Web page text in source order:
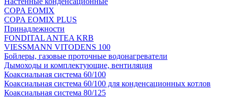
COPA EOMIX
COPA EOMIX PLUS
Принадлежности
FONDITAL ANTEA KRB
VIESSMANN VITODENS 100
Бойлеры, газовые проточные водонагреватели
Дымоходы и комплектующие, вентиляция
Коаксиальная система 60/100
Коаксиальная система 60/100 для конденсационных котлов
Коаксиальная система 80/125